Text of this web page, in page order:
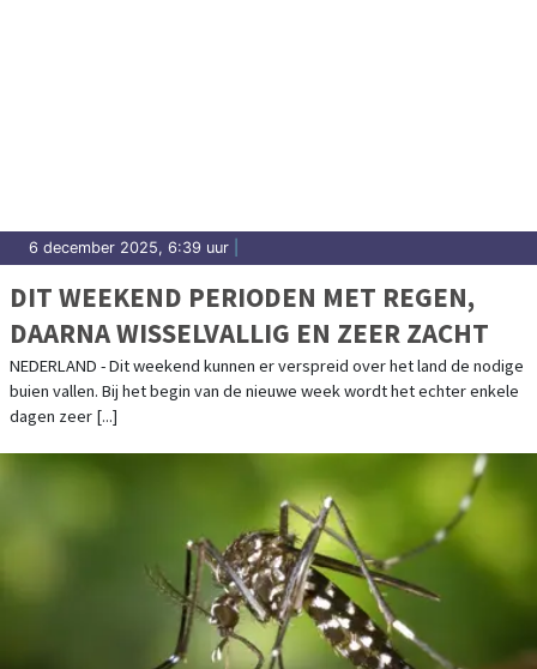
6 december 2025, 6:39 uur
DIT WEEKEND PERIODEN MET REGEN,
DAARNA WISSELVALLIG EN ZEER ZACHT
NEDERLAND - Dit weekend kunnen er verspreid over het land de nodige
buien vallen. Bij het begin van de nieuwe week wordt het echter enkele
dagen zeer [...]